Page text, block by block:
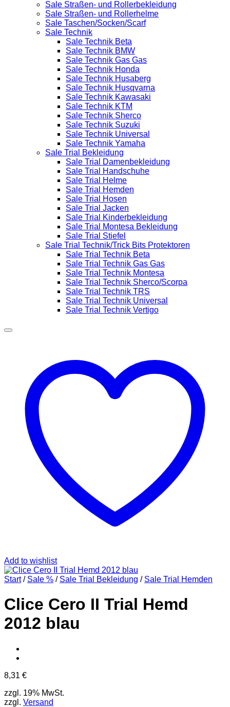
Sale Straßen- und Rollerbekleidung
Sale Straßen- und Rollerhelme
Sale Taschen/Socken/Scarf
Sale Technik
Sale Technik Beta
Sale Technik BMW
Sale Technik Gas Gas
Sale Technik Honda
Sale Technik Husaberg
Sale Technik Husqvarna
Sale Technik Kawasaki
Sale Technik KTM
Sale Technik Sherco
Sale Technik Suzuki
Sale Technik Universal
Sale Technik Yamaha
Sale Trial Bekleidung
Sale Trial Damenbekleidung
Sale Trial Handschuhe
Sale Trial Helme
Sale Trial Hemden
Sale Trial Hosen
Sale Trial Jacken
Sale Trial Kinderbekleidung
Sale Trial Montesa Bekleidung
Sale Trial Stiefel
Sale Trial Technik/Trick Bits Protektoren
Sale Trial Technik Beta
Sale Trial Technik Gas Gas
Sale Trial Technik Montesa
Sale Trial Technik Sherco/Scorpa
Sale Trial Technik TRS
Sale Trial Technik Universal
Sale Trial Technik Vertigo
Add to wishlist
Start / Sale % / Sale Trial Bekleidung / Sale Trial Hemden
Clice Cero II Trial Hemd
2012 blau
8,31 €
zzgl. 19% MwSt.
zzgl. Versand